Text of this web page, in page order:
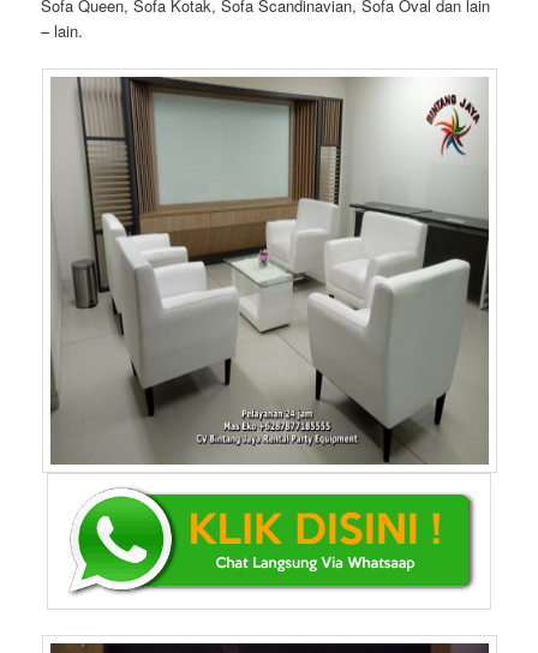
Sofa Queen, Sofa Kotak, Sofa Scandinavian, Sofa Oval dan lain
– lain.